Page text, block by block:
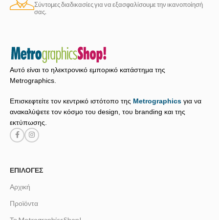
Σύντομες διαδικασίες για να εξασφαλίσουμε την ικανοποίησή
σας.
Αυτό είναι το ηλεκτρονικό εμπορικό κατάστημα της
Metrographics.
Επισκεφτείτε τον κεντρικό ιστότοπο της Metrographics για να
ανακαλύψετε τον κόσμο του design, του branding και της
εκτύπωσης.
ΕΠΙΛΟΓΈΣ
Αρχική
Προϊόντα